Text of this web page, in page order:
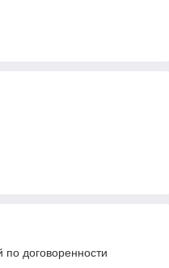
по договоренности